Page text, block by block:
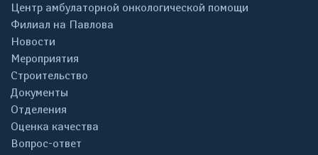
Центр амбулаторной онкологической помощи
Филиал на Павлова
Новости
Мероприятия
Строительство
Документы
Отделения
Оценка качества
Вопрос-ответ